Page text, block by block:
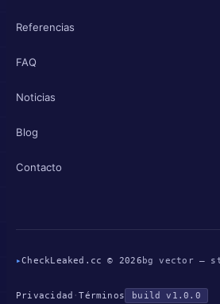
Referencias
FAQ
Noticias
Blog
Contacto
▸CheckLeaked.cc © 2026 bg vector —
Privacidad ·Términos build v1.0.0